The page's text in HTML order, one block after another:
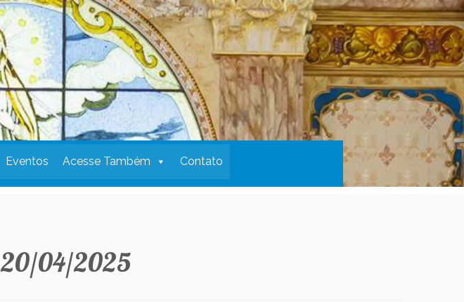
Eventos Acesse Também Contato
20/04/2025